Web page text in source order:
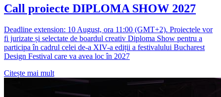
Call proiecte DIPLOMA SHOW 2027
Deadline extension: 10 August, ora 11:00 (GMT+2). Proiectele vor
fi jurizate și selectate de boardul creativ Diploma Show pentru a
participa în cadrul celei de-a XIV-a ediții a festivalului Bucharest
Design Festival care va avea loc în 2027
Citește mai mult